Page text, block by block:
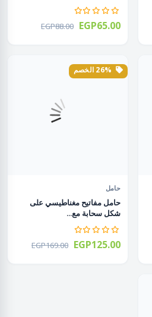
EGP88.00 EGP65.00
حامل
حامل مفاتيح مغناطيسي على
شكل سحابة مع...
EGP169.00 EGP125.00